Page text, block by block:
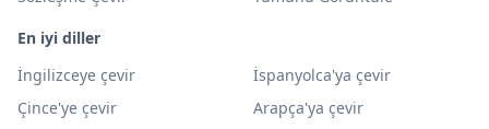
En iyi diller
İngilizceye çevir
İspanyolca'ya çevir
Çince'ye çevir
Arapça'ya çevir